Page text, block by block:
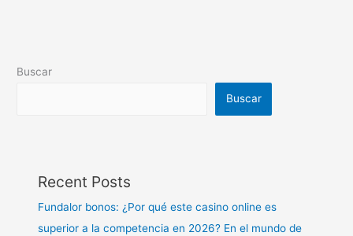
Buscar
Buscar
Recent Posts
Fundalor bonos: ¿Por qué este casino online es
superior a la competencia en 2026? En el mundo de